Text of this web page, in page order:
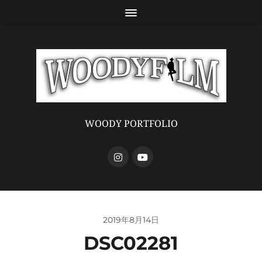
WOODY PORTFOLIO
2019年8月14日
DSC02281